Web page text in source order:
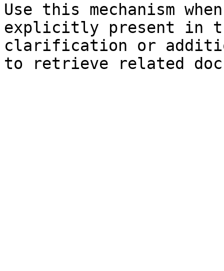
Use this mechanism
explicitly present in
clarification or